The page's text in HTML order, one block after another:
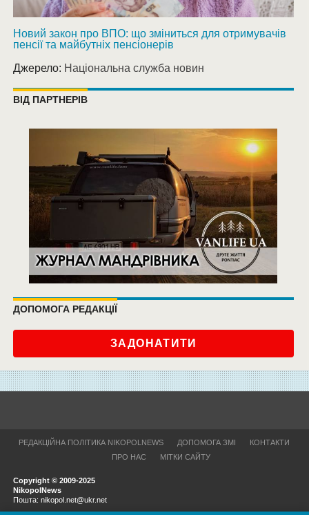
Новий закон про ВПО: що зміниться для отримувачів
пенсії та майбутніх пенсіонерів
Джерело: Національна служба новин
ВІД ПАРТНЕРІВ
ДОПОМОГА РЕДАКЦІЇ
ЗАДОНАТИТИ
РЕДАКЦІЙНА ПОЛІТИКА NIKOPOLNEWS ДОПОМОГА ЗМІ
КОНТАКТИ
ПРО НАС
МІТКИ САЙТУ
Copyright © 2009-2025
NikopolNews
Пошта: nikopol.net@ukr.net